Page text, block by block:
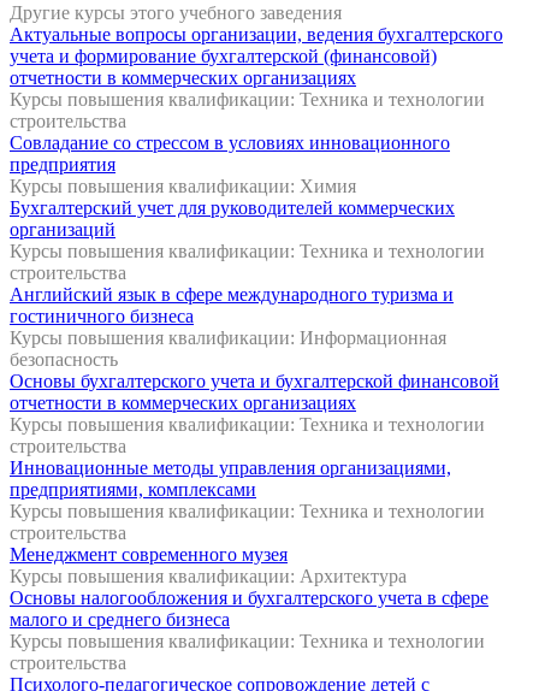
Другие курсы этого учебного заведения
Актуальные вопросы организации, ведения бухгалтерского
учета и формирование бухгалтерской (финансовой)
отчетности в коммерческих организациях
Курсы повышения квалификации: Техника и технологии
строительства
Совладание со стрессом в условиях инновационного
предприятия
Курсы повышения квалификации: Химия
Бухгалтерский учет для руководителей коммерческих
организаций
Курсы повышения квалификации: Техника и технологии
строительства
Английский язык в сфере международного туризма и
гостиничного бизнеса
Курсы повышения квалификации: Информационная
безопасность
Основы бухгалтерского учета и бухгалтерской финансовой
отчетности в коммерческих организациях
Курсы повышения квалификации: Техника и технологии
строительства
Инновационные методы управления организациями,
предприятиями, комплексами
Курсы повышения квалификации: Техника и технологии
строительства
Менеджмент современного музея
Курсы повышения квалификации: Архитектура
Основы налогообложения и бухгалтерского учета в сфере
малого и среднего бизнеса
Курсы повышения квалификации: Техника и технологии
строительства
Психолого-педагогическое сопровождение детей с